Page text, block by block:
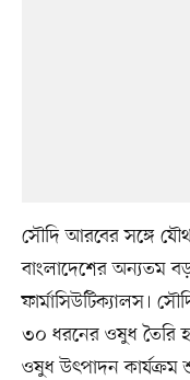
সৌদি আরবের সঙ্গে
বাংলাদেশের অন্যতম
ফার্মাসিউটিক্যালস।
৩০ ধরনের ওষুধ তৈরি
ওষুধ উৎপাদন কার্যক্রম